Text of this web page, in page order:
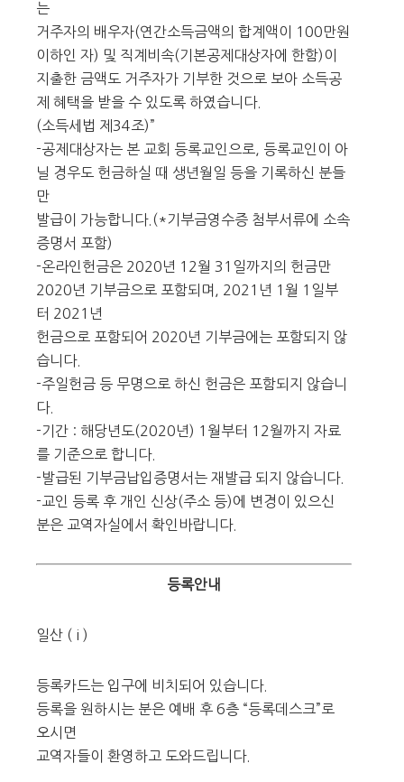
는
거주자의 배우자(연간소득금액의 합계액이 100만원
이하인 자) 및 직계비속(기본공제대상자에 한함)이
지출한 금액도 거주자가 기부한 것으로 보아 소득공
제 혜택을 받을 수 있도록 하였습니다.
(소득세법 제34조)”
-공제대상자는 본 교회 등록교인으로, 등록교인이 아
닐 경우도 헌금하실 때 생년월일 등을 기록하신 분들
만
발급이 가능합니다.(*기부금영수증 첨부서류에 소속
증명서 포함)
-온라인헌금은 2020년 12월 31일까지의 헌금만
2020년 기부금으로 포함되며, 2021년 1월 1일부
터 2021년
헌금으로 포함되어 2020년 기부금에는 포함되지 않
습니다.
-주일헌금 등 무명으로 하신 헌금은 포함되지 않습니
다.
-기간 : 해당년도(2020년) 1월부터 12월까지 자료
를 기준으로 합니다.
-발급된 기부금납입증명서는 재발급 되지 않습니다.
-교인 등록 후 개인 신상(주소 등)에 변경이 있으신
분은 교역자실에서 확인바랍니다.
등록안내
일산 ( i )
등록카드는 입구에 비치되어 있습니다.
등록을 원하시는 분은 예배 후 6층 “등록데스크”로
오시면
교역자들이 환영하고 도와드립니다.